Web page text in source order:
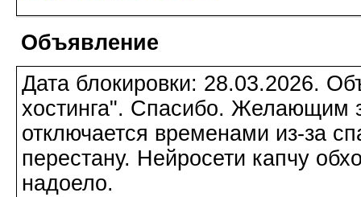
Объявление
Дата блокировки: 28.03.2026.
хостинга". Спасибо. Желающим
отключается временами из-за
перестану. Нейросети капчу
надоело.